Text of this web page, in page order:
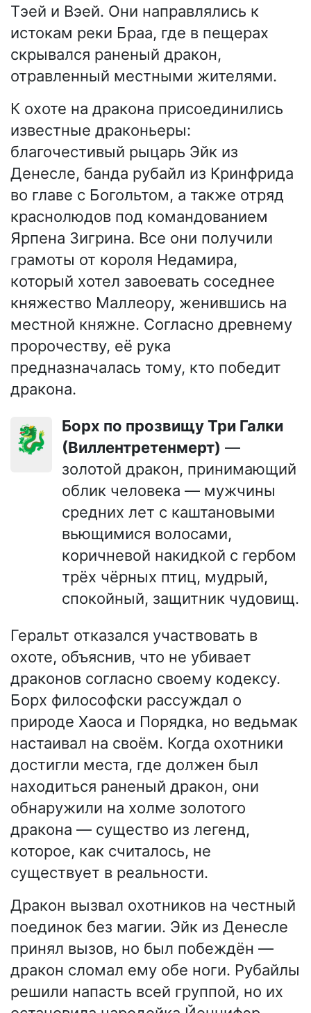
Тэей и Вэей. Они направлялись к
истокам реки Браа, где в пещерах
скрывался раненый дракон,
отравленный местными жителями.
К охоте на дракона присоединились
известные драконьеры:
благочестивый рыцарь Эйк из
Денесле, банда рубайл из Кринфрида
во главе с Богольтом, а также отряд
краснолюдов под командованием
Ярпена Зигрина. Все они получили
грамоты от короля Недамира,
который хотел завоевать соседнее
княжество Маллеору, женившись на
местной княжне. Согласно древнему
пророчеству, её рука
предназначалась тому, кто победит
дракона.
🐉
Борх по прозвищу Три Галки
(Виллентретенмерт) —
золотой дракон, принимающий
облик человека — мужчины
средних лет с каштановыми
вьющимися волосами,
коричневой накидкой с гербом
трёх чёрных птиц, мудрый,
спокойный, защитник чудовищ.
Геральт отказался участвовать в
охоте, объяснив, что не убивает
драконов согласно своему кодексу.
Борх философски рассуждал о
природе Хаоса и Порядка, но ведьмак
настаивал на своём. Когда охотники
достигли места, где должен был
находиться раненый дракон, они
обнаружили на холме золотого
дракона — существо из легенд,
которое, как считалось, не
существует в реальности.
Дракон вызвал охотников на честный
поединок без магии. Эйк из Денесле
принял вызов, но был побеждён —
дракон сломал ему обе ноги. Рубайлы
решили напасть всей группой, но их